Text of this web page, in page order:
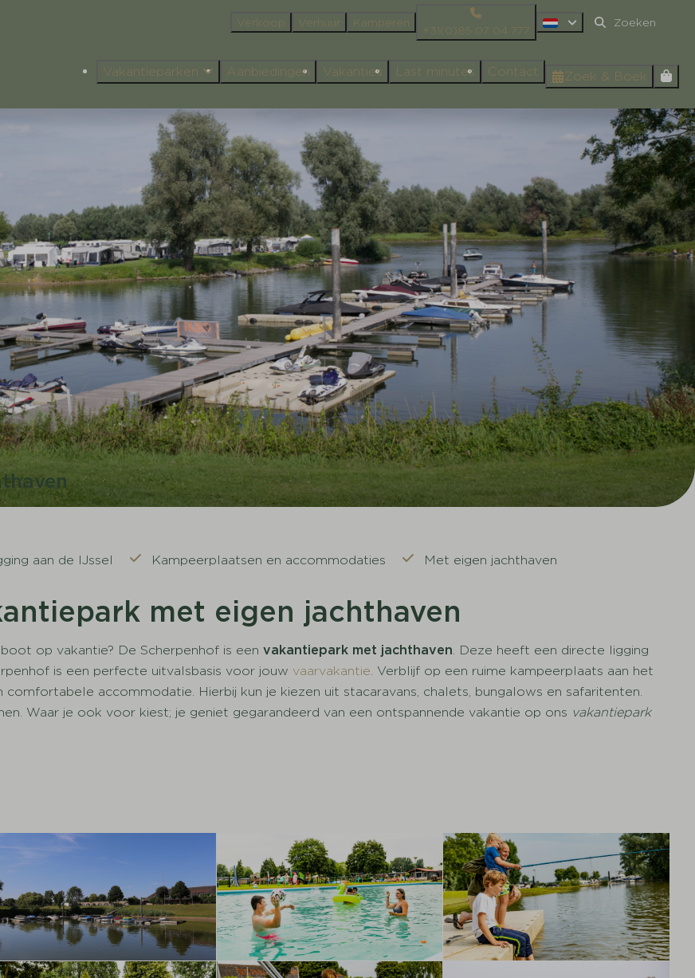
Verkoop Verhuur Kamperen
+31(0)85 07 04 777
Vakantieparken Aanbiedingen Vakanties Last minutes Contact Zoek & Boek
aan de IJssel Kampeerplaatsen en accommodaties Met eigen jachthaven
met eigen jachthaven
op vakantie? De Scherpenhof is eenvakantiepark met jachthaven. Deze heeft een directe ligging
is een perfecte uitvalsbasis voor jouw vaarvakantie. Verblijf op een ruime kampeerplaats aan het
accommodatie. Hierbij kun je kiezen uit stacaravans, chalets, bungalows en safaritenten.
Waar je ook voor kiest; je geniet gegarandeerd van een ontspannende vakantie op ons vakantiepark